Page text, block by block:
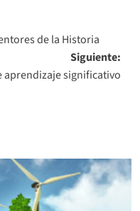
de la Historia
Siguiente:
aprendizaje significativo